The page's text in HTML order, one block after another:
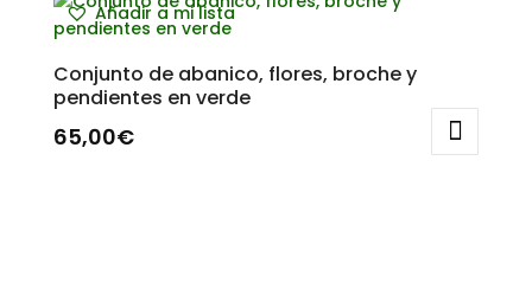
Añadir a mi lista
Conjunto de abanico, flores, broche y
pendientes en verde
65,00€